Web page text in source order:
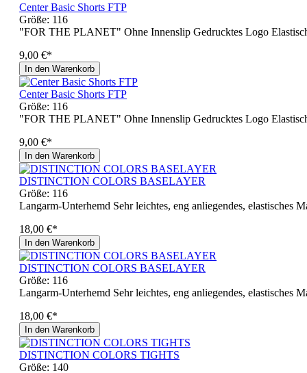
Center Basic Shorts FTP
Größe: 116
"FOR THE PLANET" Ohne Innenslip Gedrucktes Logo
9,00 €*
In den Warenkorb
Center Basic Shorts FTP
Größe: 116
"FOR THE PLANET" Ohne Innenslip Gedrucktes Logo
9,00 €*
In den Warenkorb
DISTINCTION COLORS BASELAYER
Größe: 116
Langarm-Unterhemd Sehr leichtes, eng anliegendes, elastisches
18,00 €*
In den Warenkorb
DISTINCTION COLORS BASELAYER
Größe: 116
Langarm-Unterhemd Sehr leichtes, eng anliegendes, elastisches
18,00 €*
In den Warenkorb
DISTINCTION COLORS TIGHTS
Größe: 140